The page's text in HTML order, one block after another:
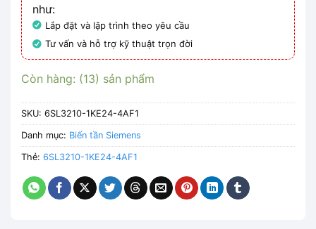
như:
Lắp đặt và lập trình theo yêu cầu
Tư vấn và hỗ trợ kỹ thuật trọn đời
Còn hàng: (13) sản phẩm
SKU: 6SL3210-1KE24-4AF1
Danh mục: Biến tần Siemens
Thẻ: 6SL3210-1KE24-4AF1